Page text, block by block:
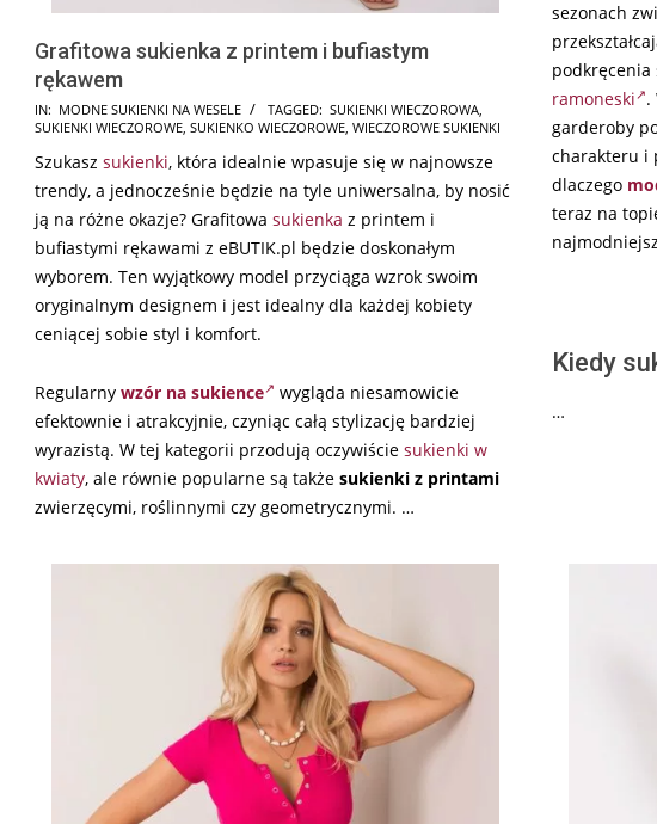
Grafitowa sukienka z printem i bufiastym
rękawem
2025-
10-
13
IN: MODNE SUKIENKI NA WESELE TAGGED: SUKIENKI WIECZOROWA,
SUKIENKI WIECZOROWE, SUKIENKO WIECZOROWE, WIECZOROWE SUKIENKI
Szukasz sukienki, która idealnie wpasuje się w najnowsze
trendy, a jednocześnie będzie na tyle uniwersalna, by nosić
ją na różne okazje? Grafitowa sukienka z printem i
bufiastymi rękawami z eBUTIK.pl będzie doskonałym
wyborem. Ten wyjątkowy model przyciąga wzrok swoim
oryginalnym designem i jest idealny dla każdej kobiety
ceniącej sobie styl i komfort.
Regularny wzór na sukience
wygląda niesamowicie
efektownie i atrakcyjnie, czyniąc całą stylizację bardziej
wyrazistą. W tej kategorii przodują oczywiście sukienki w
kwiaty, ale równie popularne są także sukienki z printami
zwierzęcymi, roślinnymi czy geometrycznymi. …
sezonach
ramoneski .
garderoby
charakteru i
dlaczego
teraz na
Kiedy
…